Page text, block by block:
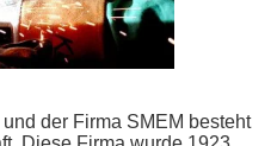
der Firma SMEM besteht